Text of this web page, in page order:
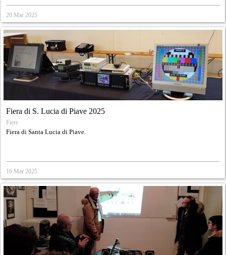
20 Mar 2025
Fiera di S. Lucia di Piave 2025
Fiere
Fiera di Santa Lucia di Piave.
16 Mar 2025